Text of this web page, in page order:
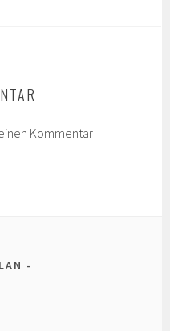
Kommentar